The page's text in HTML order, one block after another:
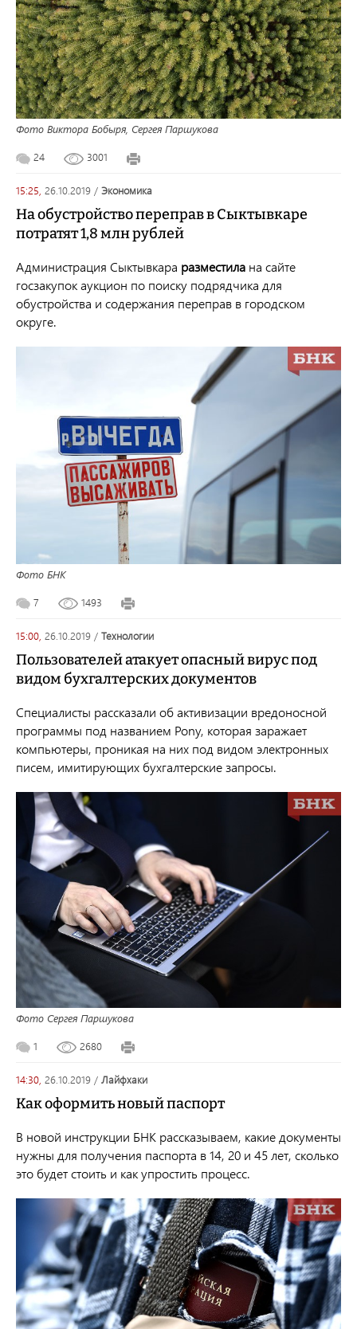
Фото Виктора Бобыря, Сергея Паршукова
24 3001
15:25, 26.10.2019 / экономика
На обустройство переправ в Сыктывкаре
потратят 1,8 млн рублей
Администрация Сыктывкара разместила на сайте
госзакупок аукцион по поиску подрядчика для
обустройства и содержания переправ в городском
округе.
Фото БНК
7 1493
15:00, 26.10.2019 / технологии
Пользователей атакует опасный вирус под
видом бухгалтерских документов
Специалисты рассказали об активизации вредоносной
программы под названием Pony, которая заражает
компьютеры, проникая на них под видом электронных
писем, имитирующих бухгалтерские запросы.
Фото Сергея Паршукова
1 2680
14:30, 26.10.2019 / лайфхаки
Как оформить новый паспорт
В новой инструкции БНК рассказываем, какие документы
нужны для получения паспорта в 14, 20 и 45 лет, сколько
это будет стоить и как упростить процесс.